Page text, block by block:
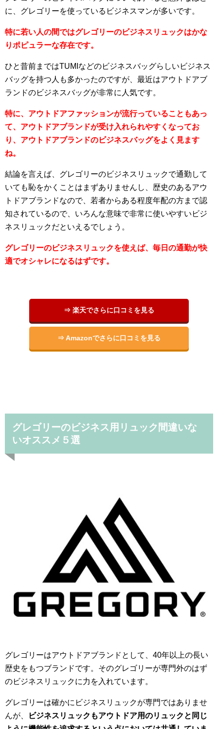
に、グレゴリーを使っているビジネスマンが多いです。
特に若い人の間ではグレゴリーのビジネスリュックはかな
りポピュラーな存在です。
ひと昔前まではTUMIなどのビジネスバッグらしいビジネス
バッグを持つ人も多かったのですが、最近はアウトドアブ
ランドのビジネスバッグが非常に人気です。
特に、アウトドアファッションが流行っていることもあっ
て、アウトドアブランドが受け入れられやすくなってお
り、アウトドアブランドのビジネスバッグをよく見ます
ね。
結論を言えば、グレゴリーのビジネスリュックで通勤して
いても恥をかくことはまずありませんし、歴史のあるアウ
トドアブランドなので、若者からある程度年配の方まで認
知されているので、いろんな意味で非常に使いやすいビジ
ネスリュックだといえるでしょう。
グレゴリーのビジネスリュックを使えば、毎日の通勤が快
適でオシャレになるはずです。
⇒ 楽天でさらに口コミを見る
⇒ Amazonでさらに口コミを見る
グレゴリーのビジネス用リュック間違いな
いオススメ５選
グレゴリーはアウトドアブランドとして、40年以上の長い
歴史をもつブランドです。そのグレゴリーが専門外のはず
のビジネスリュックに力を入れています。
グレゴリーは確かにビジネスリュックが専門ではありませ
んが、
ビジネスリュックもアウトドア用のリュックと同じ